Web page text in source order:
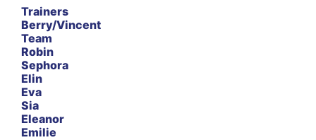
Trainers
Berry/Vincent
Team
Robin
Sephora
Elin
Eva
Sia
Eleanor
Emilie